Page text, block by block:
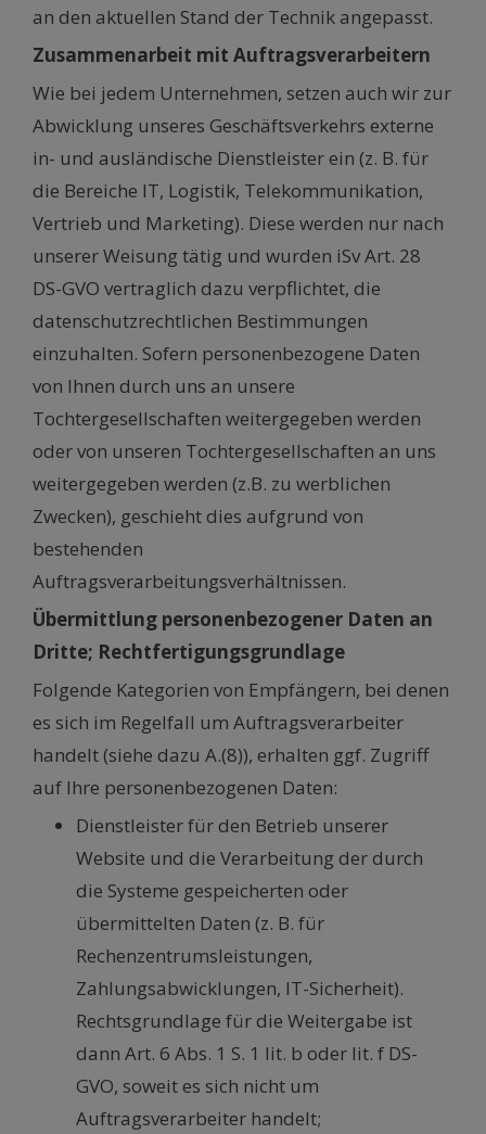
an den aktuellen Stand der Technik angepasst.
Zusammenarbeit mit Auftragsverarbeitern
Wie bei jedem Unternehmen, setzen auch wir zur
Abwicklung unseres Geschäftsverkehrs externe
in- und ausländische Dienstleister ein (z. B. für
die Bereiche IT, Logistik, Telekommunikation,
Vertrieb und Marketing). Diese werden nur nach
unserer Weisung tätig und wurden iSv Art. 28
DS-GVO vertraglich dazu verpflichtet, die
datenschutzrechtlichen Bestimmungen
einzuhalten. Sofern personenbezogene Daten
von Ihnen durch uns an unsere
Tochtergesellschaften weitergegeben werden
oder von unseren Tochtergesellschaften an uns
weitergegeben werden (z.B. zu werblichen
Zwecken), geschieht dies aufgrund von
bestehenden
Auftragsverarbeitungsverhältnissen.
Übermittlung personenbezogener Daten an
Dritte; Rechtfertigungsgrundlage
Folgende Kategorien von Empfängern, bei denen
es sich im Regelfall um Auftragsverarbeiter
handelt (siehe dazu A.(8)), erhalten ggf. Zugriff
auf Ihre personenbezogenen Daten:
Dienstleister für den Betrieb unserer
Website und die Verarbeitung der durch
die Systeme gespeicherten oder
übermittelten Daten (z. B. für
Rechenzentrumsleistungen,
Zahlungsabwicklungen, IT-Sicherheit).
Rechtsgrundlage für die Weitergabe ist
dann Art. 6 Abs. 1 S. 1 lit. b oder lit. f DS-
GVO, soweit es sich nicht um
Auftragsverarbeiter handelt;